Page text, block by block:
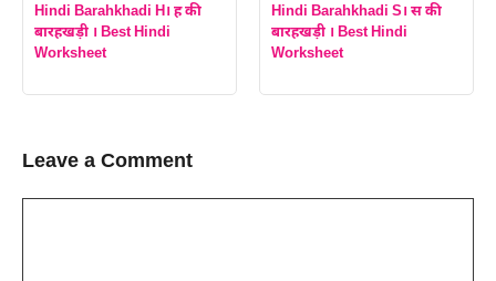
Hindi Barahkhadi H। ह की
बारहखड़ी । Best Hindi
Worksheet
Hindi Barahkhadi S। स की
बारहखड़ी । Best Hindi
Worksheet
Leave a Comment